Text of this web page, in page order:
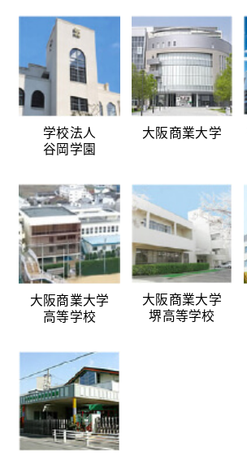
学校法人
谷岡学園
大阪商業大学
大阪商業大学
高等学校
大阪商業大学
堺高等学校